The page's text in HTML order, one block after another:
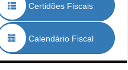
Certidões Fiscais
Calendário Fiscal